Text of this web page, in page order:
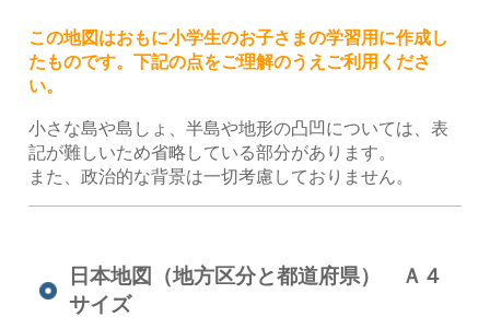
この地図はおもに小学生のお子さまの学習用に作成し
たものです。下記の点をご理解のうえご利用くださ
い。
小さな島や島しょ、半島や地形の凸凹については、表
記が難しいため省略している部分があります。
また、政治的な背景は一切考慮しておりません。
日本地図（地方区分と都道府県） Ａ４
サイズ